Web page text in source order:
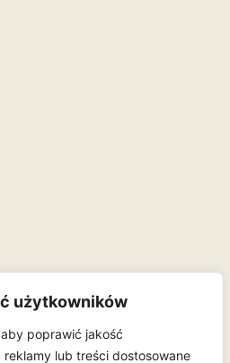
użytkowników
poprawić jakość
lub treści dostosowane